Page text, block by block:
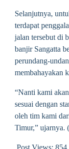
Selanjutnya,
terdapat
jalan tersebut di
banjir Sangatta
perundang-
membahayakan
“Nanti kami
sesuai dengan
oleh tim kami
Timur,” ujarnya.